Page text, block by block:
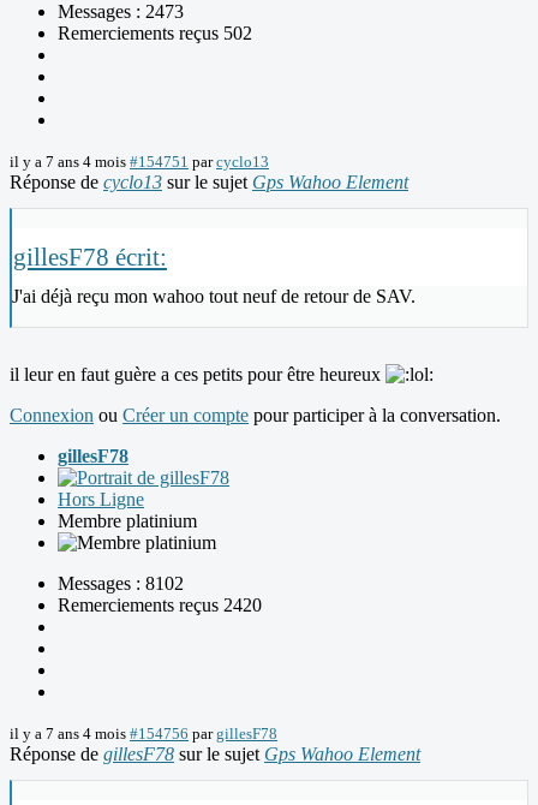
Messages : 2473
Remerciements reçus 502
il y a 7 ans 4 mois #154751 parcyclo13
Réponse de cyclo13 sur le sujet Gps Wahoo Element
gillesF78 écrit:
J'ai déjà reçu mon wahoo tout neuf de retour de SAV.
il leur en faut guère a ces petits pour être heureux
Connexion ou Créer un compte pour participer à la conversation.
gillesF78
Hors Ligne
Membre platinium
Messages : 8102
Remerciements reçus 2420
il y a 7 ans 4 mois #154756 pargillesF78
Réponse de gillesF78 sur le sujet Gps Wahoo Element